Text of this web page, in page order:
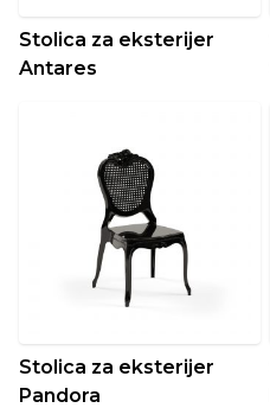
Stolica za eksterijer
Antares
Stolica za eksterijer
Pandora